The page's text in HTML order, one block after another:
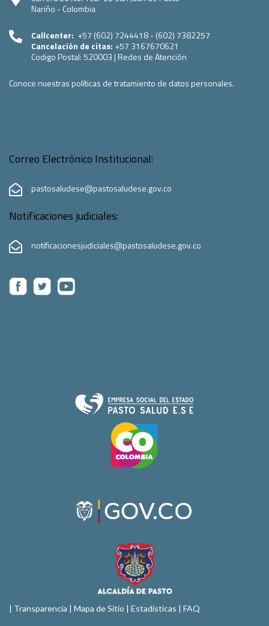
Nariño - Colombia
Callcenter: +57 (602) 7244418 - (602) 7382257
Cancelación de citas: +57 3167670621
Codigo Postal:520003 | Redes de Atención
Conoce nuestras políticas de tratamiento de datos personales.
Correo Electrónico Institucional:
pastosaludese@pastosaludese.gov.co
Notificaciones judiciales:
notificacionesjudiciales@pastosaludese.gov.co
| Transparencia | Mapa de Sitio | Estadísticas | FAQ